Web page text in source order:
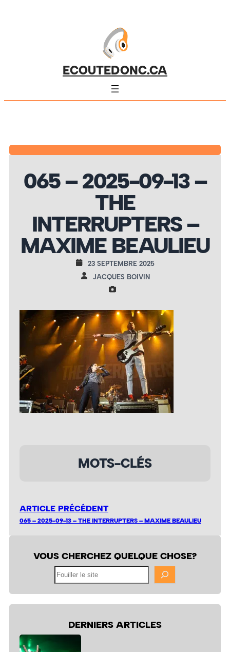
ECOUTEDONC.CA
065 – 2025-09-13 –
THE
INTERRUPTERS –
MAXIME BEAULIEU
23 SEPTEMBRE 2025
JACQUES BOIVIN
MOTS-CLÉS
ARTICLE PRÉCÉDENT
065 – 2025-09-13 – THE INTERRUPTERS – MAXIME BEAULIEU
VOUS CHERCHEZ QUELQUE CHOSE?
DERNIERS ARTICLES